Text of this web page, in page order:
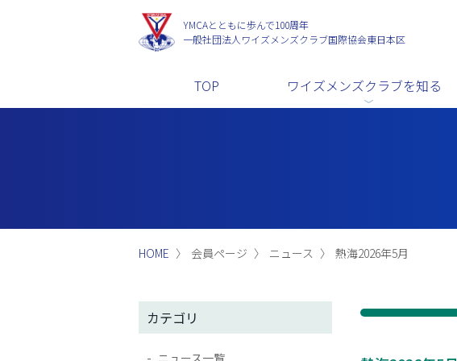
YMCAとともに歩んで100周年
一般社団法人 ワイズメンズクラブ国際協会東日本区
TOP ワイズメンズクラブを知る
HOME 会員ページ ニュース 熱海2026年5月
カテゴリ
ニュース一覧